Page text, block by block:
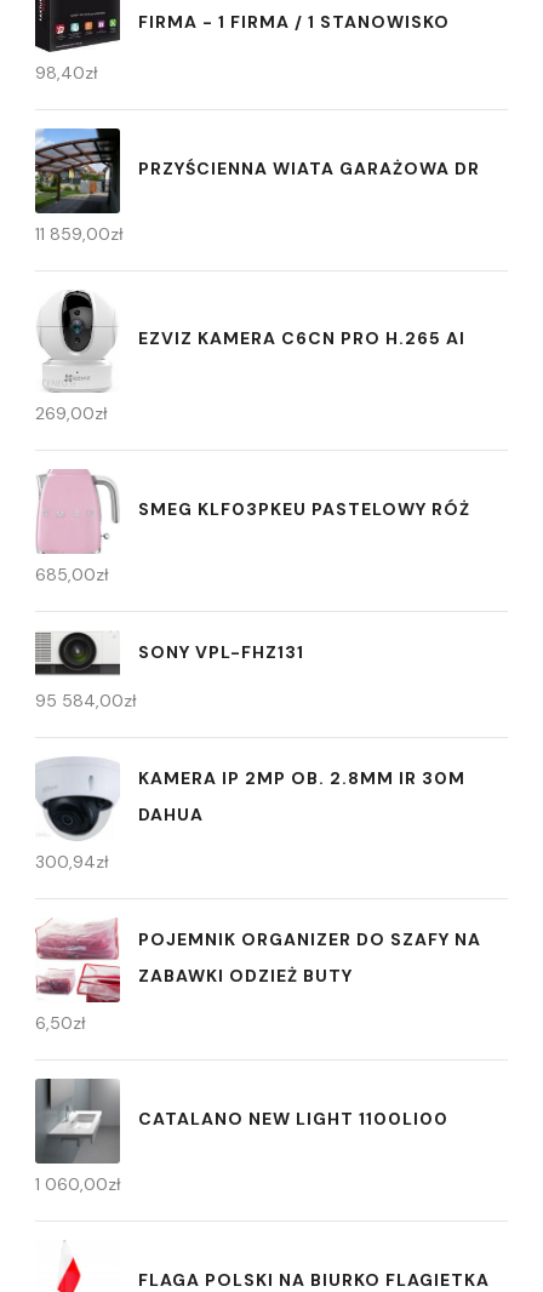
FIRMA - 1 FIRMA / 1 STANOWISKO
98,40zł
PRZYŚCIENNA WIATA GARAŻOWA DR
11 859,00zł
EZVIZ KAMERA C6CN PRO H.265 AI
269,00zł
SMEG KLF03PKEU PASTELOWY RÓŻ
685,00zł
SONY VPL-FHZ131
95 584,00zł
KAMERA IP 2MP OB. 2.8MM IR 30M
DAHUA
300,94zł
POJEMNIK ORGANIZER DO SZAFY NA
ZABAWKI ODZIEŻ BUTY
6,50zł
CATALANO NEW LIGHT 1100LI00
1 060,00zł
FLAGA POLSKI NA BIURKO FLAGIETKA